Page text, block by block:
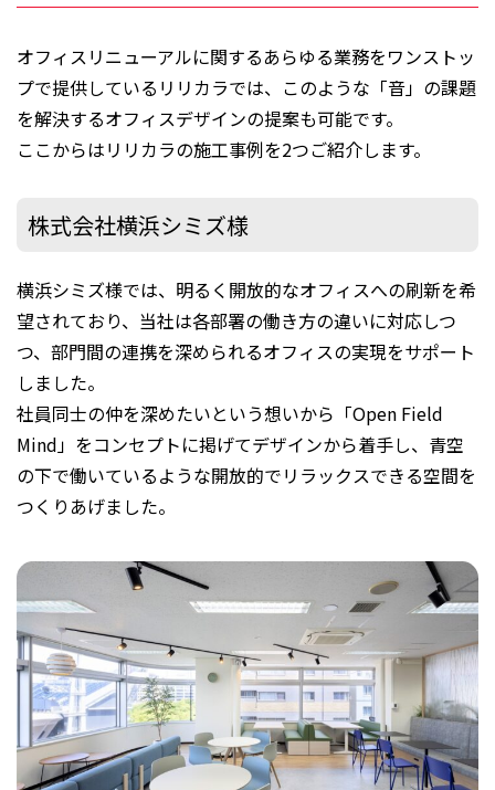
オフィスリニューアルに関するあらゆる業務をワンストッ
プで提供しているリリカラでは、このような「音」の課題
を解決するオフィスデザインの提案も可能です。
ここからはリリカラの施工事例を2つご紹介します。
株式会社横浜シミズ様
横浜シミズ様では、明るく開放的なオフィスへの刷新を希
望されており、当社は各部署の働き方の違いに対応しつ
つ、部門間の連携を深められるオフィスの実現をサポート
しました。
社員同士の仲を深めたいという想いから「Open Field
Mind」をコンセプトに掲げてデザインから着手し、青空
の下で働いているような開放的でリラックスできる空間を
つくりあげました。